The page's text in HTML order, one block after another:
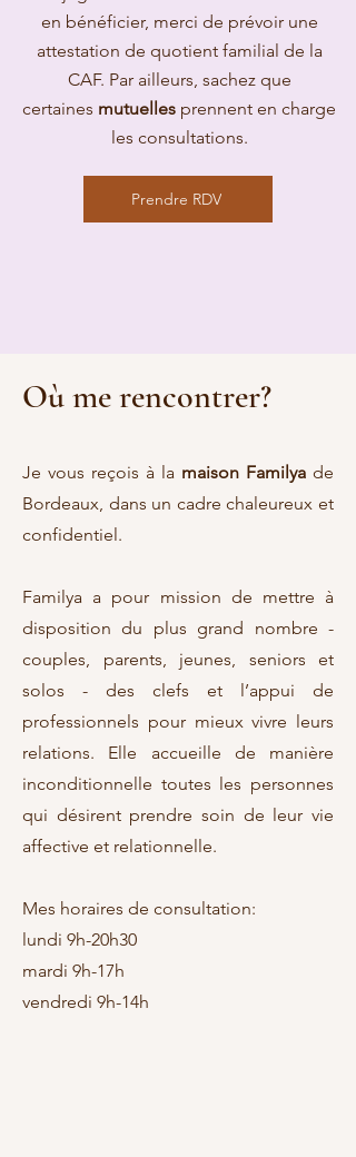
en bénéficier, merci de prévoir une
attestation de quotient familial de la
CAF. Par ailleurs, sachez que
certaines mutuelles prennent en charge
les consultations.
Prendre RDV
Où me rencontrer?
Je vous reçois à la maison Familya de
Bordeaux, dans un cadre chaleureux et
confidentiel.
Familya a pour mission de mettre à
disposition du plus grand nombre -
couples, parents, jeunes, seniors et
solos - des clefs et l’appui de
professionnels pour mieux vivre leurs
relations. Elle accueille de manière
inconditionnelle toutes les personnes
qui désirent prendre soin de leur vie
affective et relationnelle.
Mes horaires de consultation:
lundi 9h-20h30
mardi 9h-17h
vendredi 9h-14h